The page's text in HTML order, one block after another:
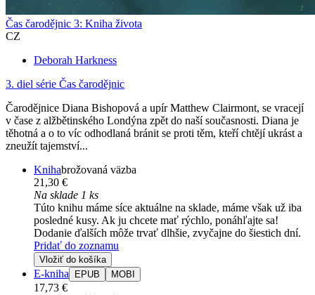
Čas čarodějnic 3: Kniha života
CZ
Deborah Harkness
3. diel série Čas čarodějnic
Čarodějnice Diana Bishopová a upír Matthew Clairmont, se vracejí
v čase z alžbětinského Londýna zpět do naší současnosti. Diana je
těhotná a o to víc odhodlaná bránit se proti těm, kteří chtějí ukrást a
zneužít tajemství...
Knihabrožovaná väzba
21,30 €
Na sklade 1 ks
Túto knihu máme síce aktuálne na sklade, máme však už iba
posledné kusy. Ak ju chcete mať rýchlo, ponáhľajte sa!
Dodanie ďalších môže trvať dlhšie, zvyčajne do šiestich dní.
Pridať do zoznamu
Vložiť do košíka
E-kniha EPUB MOBI
17,73 €